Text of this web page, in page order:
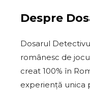
Despre
Dosarul
românesc de
creat 100% în
experiență unica